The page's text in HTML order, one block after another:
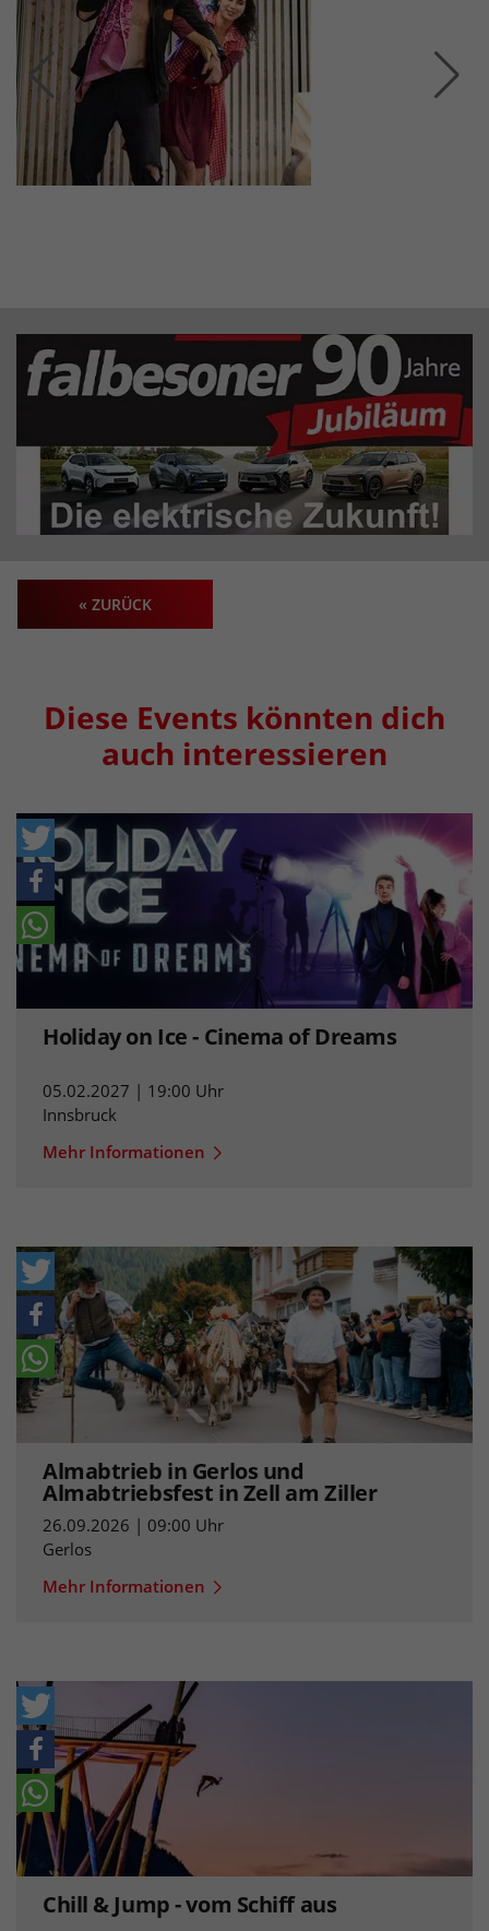
« ZURÜCK
Diese Events könnten dich
auch interessieren
Holiday on Ice - Cinema of Dreams
05.02.2027 | 19:00 Uhr
Innsbruck
Mehr Informationen
Almabtrieb in Gerlos und
Almabtriebsfest in Zell am Ziller
26.09.2026 | 09:00 Uhr
Gerlos
Mehr Informationen
Chill & Jump - vom Schiff aus